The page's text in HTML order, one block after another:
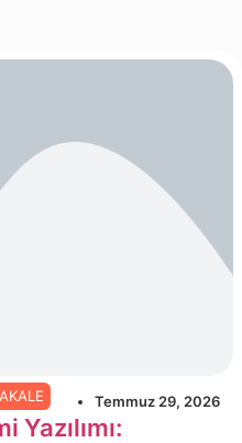
Temmuz 29, 2026